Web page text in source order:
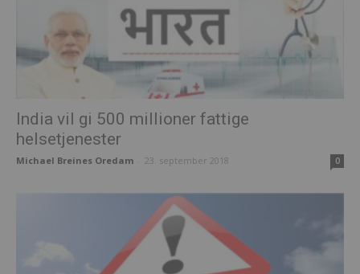
India vil gi 500 millioner fattige
helsetjenester
Michael Breines Oredam 23. september 2018 0